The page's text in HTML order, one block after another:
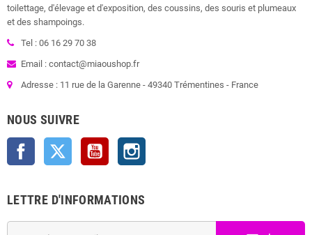
toilettage, d'élevage et d'exposition, des coussins, des souris et plumeaux
et des shampoings.
Tel : 06 16 29 70 38
Email : contact@miaoushop.fr
Adresse : 11 rue de la Garenne - 49340 Trémentines - France
NOUS SUIVRE
Facebook Twitter YouTube
LETTRE D'INFORMATIONS